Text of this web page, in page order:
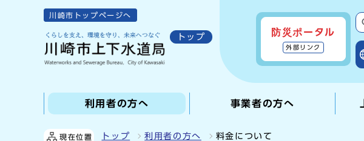
川崎市トップページへ
トップ 防災ポータル
外部リンク
利用者の方へ 事業者の方へ
現在位置 トップ 利用者の方へ 料金について